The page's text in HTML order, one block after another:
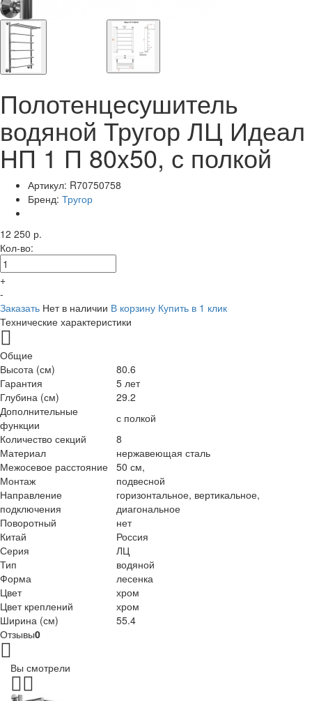
Полотенцесушитель
водяной Тругор ЛЦ Идеал
НП 1 П 80x50, с полкой
Артикул: R70750758
Бренд: Тругор
12 250 р.
Кол-во:
+
-
Заказать Нет в наличии В корзину Купить в 1 клик
Технические характеристики
Общие
Высота (см)
80.6
Гарантия
5 лет
Глубина (см)
29.2
Дополнительные
функции
с полкой
Количество секций
8
Материал
нержавеющая сталь
Межосевое расстояние 50 см,
Монтаж
подвесной
Направление
подключения
горизонтальное, вертикальное,
диагональное
Поворотный
нет
Китай
Россия
Серия
ЛЦ
Тип
водяной
Форма
лесенка
Цвет
хром
Цвет креплений
хром
Ширина (см)
55.4
Отзывы0
Вы смотрели